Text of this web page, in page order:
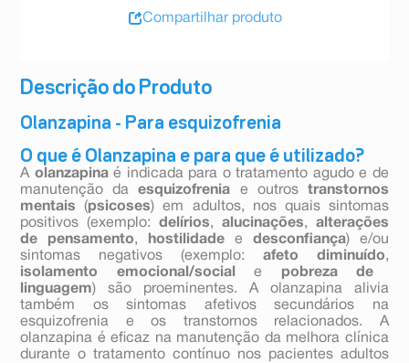
Descrição do Produto
Olanzapina - Para esquizofrenia
O que é Olanzapina e para que é utilizado?
A olanzapinaé indicada para o tratamento agudo e de
manutenção daesquizofrenia e outrostranstornos
mentais (psicoses) em adultos, nos quais sintomas
positivos (exemplo: delírios, alucinações, alterações
de pensamento, hostilidade e desconfiança) e/ou
sintomas negativos (exemplo: afeto diminuído,
isolamento emocional/social
e pobreza de
linguagem) são proeminentes. A olanzapina alivia
também os sintomas afetivos secundários na
esquizofrenia e os transtornos relacionados. A
olanzapina é eficaz na manutenção da melhora clínica
durante o tratamento contínuo nos pacientes adultos
Compartilhar produto